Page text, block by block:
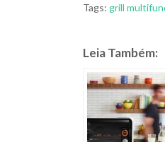
Tags: grill
Leia Também: